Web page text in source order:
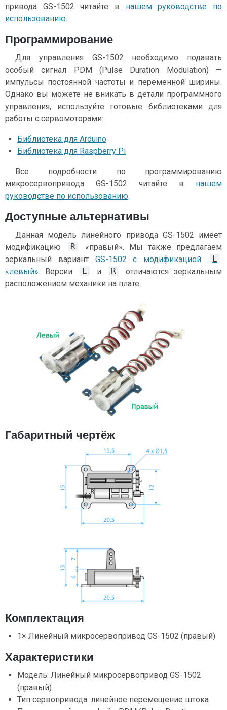
привода GS-1502 читайте в нашем руководстве по
использованию.
Программирование
Для управления GS-1502 необходимо подавать
особый сигнал PDM (Pulse Duration Modulation) —
импульсы постоянной частоты и переменной ширины.
Однако вы можете не вникать в детали программного
управления, используйте готовые библиотеками для
работы с сервомоторами:
Библиотека для Arduino
Библиотека для Raspberry Pi
Все подробности по программированию
микросервопривода GS-1502 читайте в нашем
руководстве по использованию.
Доступные альтернативы
Данная модель линейного привода GS-1502 имеет
модификацию
R
«правый». Мы также предлагаем
зеркальный вариант GS-1502 с модификацией
L
«левый». Версии L и R
отличаются зеркальным
расположением механики на плате.
Габаритный чертёж
Комплектация
1× Линейный микросервопривод GS-1502 (правый)
Характеристики
Модель: Линейный микросервопривод GS-1502
(правый)
Тип сервопривода: линейное перемещение штока